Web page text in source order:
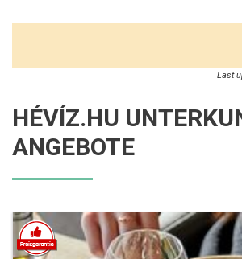
Last
HÉVÍZ.HU
ANGEBOTE